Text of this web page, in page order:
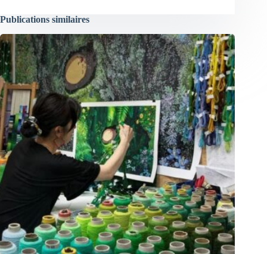
Publications similaires